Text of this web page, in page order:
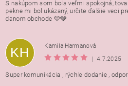
S nakúpom som bola veľmi spokojná,
pekne mi bol ukázaný, určite ďalšie veci
danom obchode 🩵🩶
KH
Kamila Harmanovà
|
4.7.2025
Super komunikácia , rýchle dodanie ,